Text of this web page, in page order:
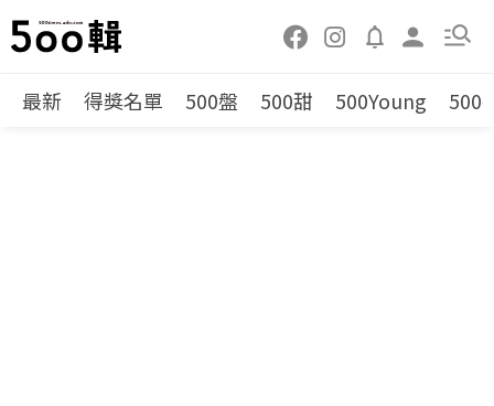
最新 得獎名單 500盤 500甜 500Young 500